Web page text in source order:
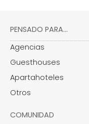
PENSADO PARA...
Agencias
Guesthouses
Apartahoteles
Otros
COMUNIDAD